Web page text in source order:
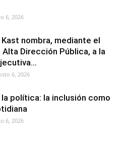
6, 2026
nombra, mediante el
Dirección Pública, a la
6, 2026
la política: la inclusión como
6, 2026